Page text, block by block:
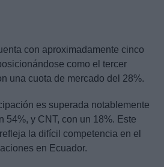
con aproximadamente cinco
como el tercer
una cuota de mercado del 28%.
es superada notablemente
54%, y CNT, con un 18%. Este
la difícil competencia en el
en Ecuador.